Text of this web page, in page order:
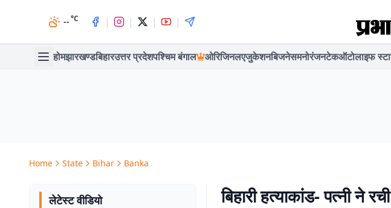
--°C | | | |
होमझारखण्डबिहारउत्तर प्रदेशपश्चिम बंगाल ओरिजिनलएजुकेशनबिजनेसमनोरंजनटेकऑटोलाइफ
Home State Bihar Banka
लेटेस्ट वीडियो
बिहारी हत्याकांड- पत्नी ने